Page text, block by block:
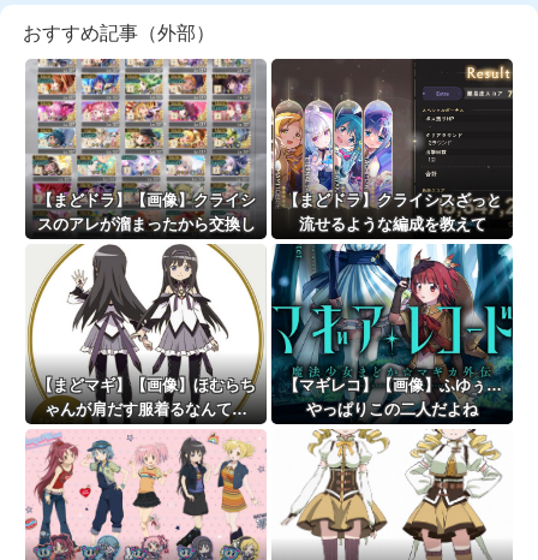
おすすめ記事（外部）
【まどドラ】【画像】クライシ
スのアレが溜まったから交換し
ようと思うけど
【まどドラ】クライシスざっと
流せるような編成を教えて
【まどマギ】【画像】ほむらち
ゃんが肩だす服着るなんて…
【マギレコ】【画像】ふゆぅ…
やっぱりこの二人だよね